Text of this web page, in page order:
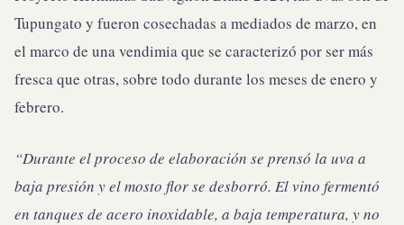
Tupungato y fueron cosechadas a mediados de marzo, en
el marco de una vendimia que se caracterizó por ser más
fresca que otras, sobre todo durante los meses de enero y
febrero.
“Durante el proceso de elaboración se prensó la uva a
baja presión y el mosto flor se desborró. El vino fermentó
en tanques de acero inoxidable, a baja temperatura, y no